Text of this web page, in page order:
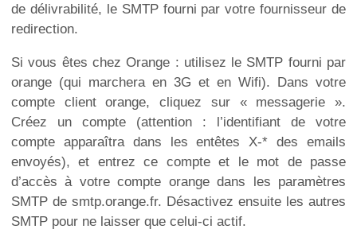
de délivrabilité, le SMTP fourni par votre fournisseur de
redirection.
Si vous êtes chez Orange : utilisez le SMTP fourni par
orange (qui marchera en 3G et en Wifi). Dans votre
compte client orange, cliquez sur « messagerie ».
Créez un compte (attention : l’identifiant de votre
compte apparaîtra dans les entêtes X-* des emails
envoyés), et entrez ce compte et le mot de passe
d’accès à votre compte orange dans les paramètres
SMTP de smtp.orange.fr. Désactivez ensuite les autres
SMTP pour ne laisser que celui-ci actif.